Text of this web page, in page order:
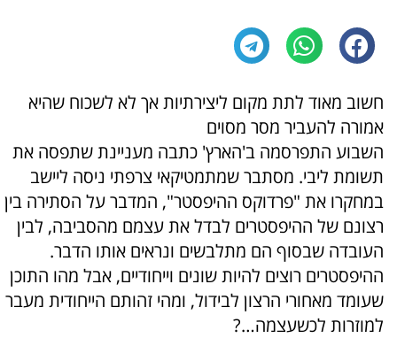
חשוב מאוד לתת מקום ליצירתיות אך לא לשכוח שהיא
אמורה להעביר מסר מסוים
השבוע התפרסמה ב'הארץ' כתבה מעניינת שתפסה את
תשומת ליבי. מסתבר שמתמטיקאי צרפתי ניסה ליישב
במחקרו את "פרדוקס ההיפסטר", המדבר על הסתירה בין
רצונם של ההיפסטרים לבדל את עצמם מהסביבה, לבין
העובדה שבסוף הם מתלבשים ונראים אותו הדבר.
ההיפסטרים רוצים להיות שונים וייחודיים, אבל מהו התוכן
שעומד מאחורי הרצון לבידול, ומהי זהותם הייחודית מעבר
למוזרות לכשעצמה…?